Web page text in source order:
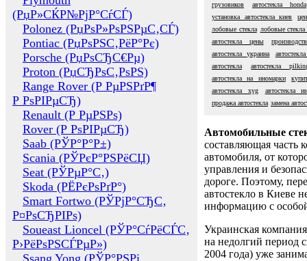
(РџР»СЌР№РјР°СѓСЃ)
Polonez (РџРѕР»РѕРЅРµС‚СЃ)
Pontiac (РџРѕРЅС‚РёР°Рє)
Porsche (РџРѕСЂС€Рµ)
Proton (РџСЂРѕС‚РѕРЅ)
Range Rover (Р РµРЅРґР¶
Р РѕРІРµСЂ)
Renault (Р РµРЅРѕ)
Rover (Р РѕРІРµСЂ)
Saab (РЎР°Р°Р±)
Scania (РЎРєР°РЅРёСЏ)
Seat (РЎРµР°С‚)
Skoda (РЁРєРѕРґР°)
Smart Fortwo (РЎРјР°СЂС‚
Р¤РѕСЂРІРѕ)
Soueast Lioncel (РЎР°СѓРёСЃС‚
Р›РёРѕРЅСЃРµР»)
Ssang Yong (РЎР°РЅРі
грузовиков
автостекла honda
установка автостекла киев
лобовые стекла лобовые
автостекла цены
автостекла украина
автостекла
автостекла
автостекла на иномарки
автостекла xyg
автостекла
продажа автостекла замена
Автомобильные
составляющая часть
автомобиля, от
управления и
дороге. Поэтому,
автостекло в Киеве
информацию с
Украинская
на недолгий период
2004 года) уже